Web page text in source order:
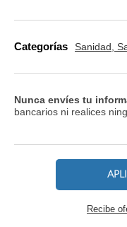
Categorías Sanidad,
Nunca envíes tu
bancarios ni realices
Recibe